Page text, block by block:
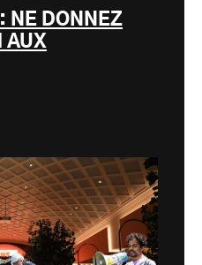
NE DONNEZ
AUX